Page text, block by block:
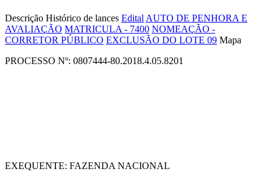
Descrição Histórico de lances Edital AUTO DE PENHORA E
AVALIAÇÃO MATRICULA - 7400 NOMEAÇÃO -
CORRETOR PÚBLICO EXCLUSÃO DO LOTE 09 Mapa
PROCESSO Nº: 0807444-80.2018.4.05.8201
EXEQUENTE: FAZENDA NACIONAL